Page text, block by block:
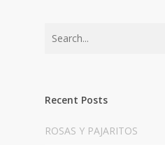
Recent Posts
ROSAS Y PAJARITOS